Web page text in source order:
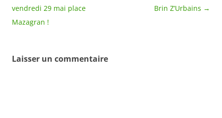
des
articles
vendredi 29 mai place
Mazagran !
Brin Z’Urbains →
Laisser un commentaire